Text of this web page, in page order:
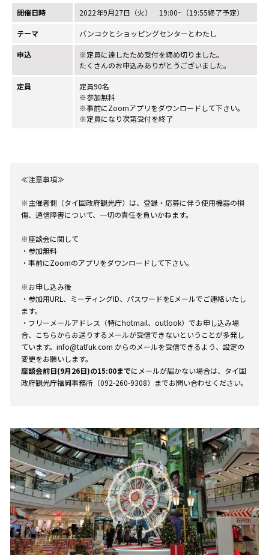
開催日時 2022年9月27日（火） 19:00~（19:55終了予定）
テーマ バンコクとショッピングセンターとわたし
申込
※定員に達したため受付を締め切りました。
たくさんのお申込みありがとうございました。
定員
定員90名
※参加無料
※事前にZoomアプリをダウンロードして下さい。
※定員になり次第受付を終了
≪注意事項≫
※主催者側（タイ国政府観光庁）は、登録・応募に伴う使用機器の損
傷、通信障害について、一切の責任を負いかねます。
※座談会に関して
・参加無料
・事前にZoomのアプリをダウンロードして下さい。
※お申し込み後
・参加用URL、ミーティングID、パスワードをEメールでご連絡いたし
ます。
・フリーメールアドレス（特にhotmail、outlook）でお申し込み場
合、こちらからお送りするメールが受信できないということが多発し
ています。info@tatfuk.com からのメールを受信できるよう、設定の
変更をお願いします。
座談会前日(9月26日)の15:00までにメールが届かない場合は、タイ国
政府観光庁福岡事務所（092-260-9308）までお問い合わせください。